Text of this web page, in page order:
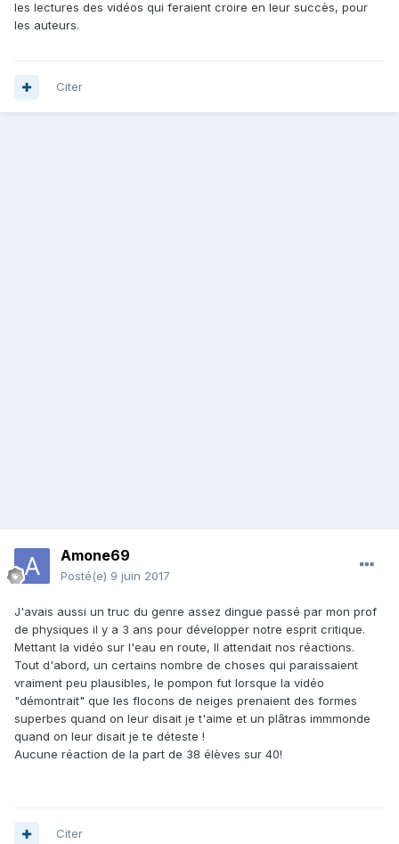
les lectures des vidéos qui feraient croire en leur succès, pour
les auteurs.
Citer
Amone69
Posté(e) 9 juin 2017
J'avais aussi un truc du genre assez dingue passé par mon prof
de physiques il y a 3 ans pour développer notre esprit critique.
Mettant la vidéo sur l'eau en route, Il attendait nos réactions.
Tout d'abord, un certains nombre de choses qui paraissaient
vraiment peu plausibles, le pompon fut lorsque la vidéo
"démontrait" que les flocons de neiges prenaient des formes
superbes quand on leur disait je t'aime et un plâtras immmonde
quand on leur disait je te déteste !
Aucune réaction de la part de 38 élèves sur 40!
Citer